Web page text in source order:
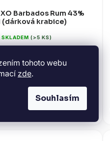
tohoto webu
zde.
Souhlasím
Barbados Rum 43%
(dárková krabice)
SKLADEM(>5 KS)
DO KOŠÍKU
je výjimečný barbadoský rum z
Foursquare, který představuje